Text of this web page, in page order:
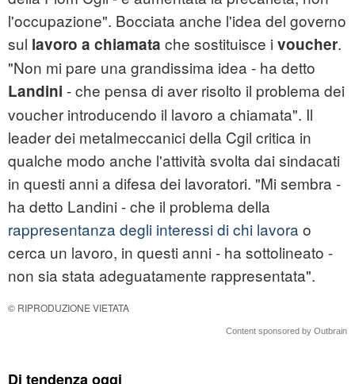
l'occupazione". Bocciata anche l'idea del governo
sul lavoro a chiamata che sostituisce i voucher.
"Non mi pare una grandissima idea - ha detto
Landini - che pensa di aver risolto il problema dei
voucher introducendo il lavoro a chiamata". Il
leader dei metalmeccanici della Cgil critica in
qualche modo anche l'attività svolta dai sindacati
in questi anni a difesa dei lavoratori. "Mi sembra -
ha detto Landini - che il problema della
rappresentanza degli interessi di chi lavora o
cerca un lavoro, in questi anni - ha sottolineato -
non sia stata adeguatamente rappresentata".
© RIPRODUZIONE VIETATA
Content sponsored by Outbrain
Di tendenza oggi